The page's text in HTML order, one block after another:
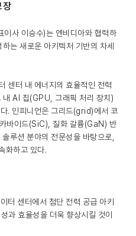
장
이사 이승수)는 엔비디아와 협력하
는 새로운 아키텍처 기반의 차세
센터 내 에너지의 효율적인 전력
내 AI 칩(GPU, 그래픽 처리 장치)
. 인피니언은 그리드(grid)에서 코
바이드(SiC), 질화 갈륨(GaN) 반
루션 분야의 전문성을 바탕으로,
화하고 있다.
터 센터에서 첨단 전력 공급 아키
과 효율성을 더욱 향상시킬 것이